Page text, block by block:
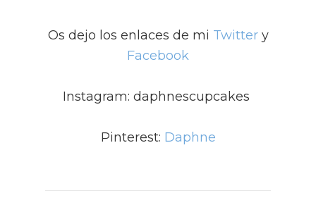
Os dejo los enlaces de mi Twittery
Facebook
Instagram: daphnescupcakes
Pinterest: Daphne